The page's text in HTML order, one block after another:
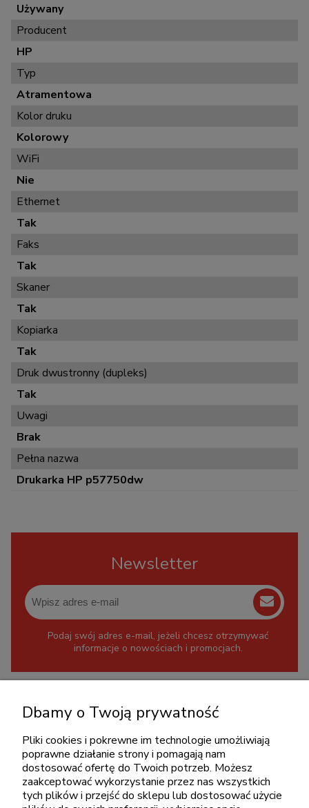
Używany
Producent
HP
Typ
Atramentowa
Kolor druku
Kolorowy
WiFi
Nie
Ethernet
Tak
Faks
Tak
Skaner
Tak
Kopiarka
Tak
Druk dwustronny (dupleks)
Tak
Uwagi
Brak
Pełna nazwa
Drukarka HP p57750dw
Newsletter
Podaj swój adres e-mail, jeżeli chcesz otrzymywać
informacje o nowościach i promocjach.
+48 717345566
pon.-piąt.: 08:00-16:00
sklep@cebit.pl
Dbamy o Twoją prywatność
Pliki cookies i pokrewne im technologie umożliwiają
poprawne działanie strony i pomagają nam
dostosować ofertę do Twoich potrzeb. Możesz
zaakceptować wykorzystanie przez nas wszystkich
tych plików i przejść do sklepu lub dostosować użycie